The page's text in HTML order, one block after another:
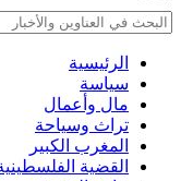
الرئيسية
سياسة
مال وأعمال
تراث وسياحة
المغرب الكبير
القضية